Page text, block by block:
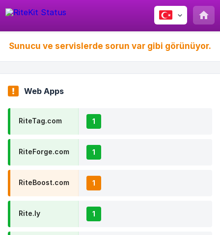
Sunucu ve servislerde sorun var gibi görünüyor.
Web Apps
RiteTag.com 1
RiteForge.com 1
RiteBoost.com 1
Rite.ly 1